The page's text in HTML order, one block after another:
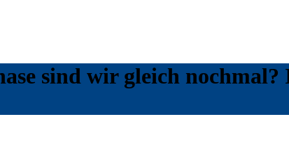
sind wir gleich nochmal?